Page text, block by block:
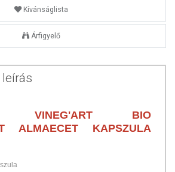
Kívánságlista
Árfigyelő
VINEG'ART BIO
ALMAECET KAPSZULA